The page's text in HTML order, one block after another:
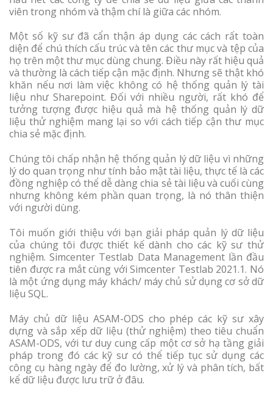
viên trong nhóm và thậm chí là giữa các nhóm.
Một số kỹ sư đã cẩn thận áp dụng các cách rất toàn
diện để chú thích cấu trúc và tên các thư mục và tệp của
họ trên một thư mục dùng chung. Điều này rất hiệu quả
và thường là cách tiếp cận mặc định. Nhưng sẽ thật khó
khăn nếu nơi làm việc không có hệ thống quản lý tài
liệu như Sharepoint. Đối với nhiều người, rất khó để
tưởng tượng được hiệu quả mà hệ thống quản lý dữ
liệu thử nghiệm mang lại so với cách tiếp cận thư mục
chia sẻ mặc định.
Chúng tôi chấp nhận hệ thống quản lý dữ liệu vì những
lý do quan trọng như tính bảo mật tài liệu, thực tế là các
đồng nghiệp có thể dễ dàng chia sẻ tài liệu và cuối cùng
nhưng không kém phần quan trọng, là nó thân thiện
với người dùng.
Tôi muốn giới thiệu với bạn giải pháp quản lý dữ liệu
của chúng tôi được thiết kế dành cho các kỹ sư thử
nghiệm. Simcenter Testlab Data Management lần đầu
tiên được ra mắt cùng với Simcenter Testlab 2021.1. Nó
là một ứng dụng máy khách/ máy chủ sử dụng cơ sở dữ
liệu SQL.
Máy chủ dữ liệu ASAM-ODS cho phép các kỹ sư xây
dựng và sắp xếp dữ liệu (thử nghiệm) theo tiêu chuẩn
ASAM-ODS, với tư duy cung cấp một cơ sở hạ tầng giải
pháp trong đó các kỹ sư có thể tiếp tục sử dụng các
công cụ hàng ngày để đo lường, xử lý và phân tích, bất
kể dữ liệu được lưu trữ ở đâu.